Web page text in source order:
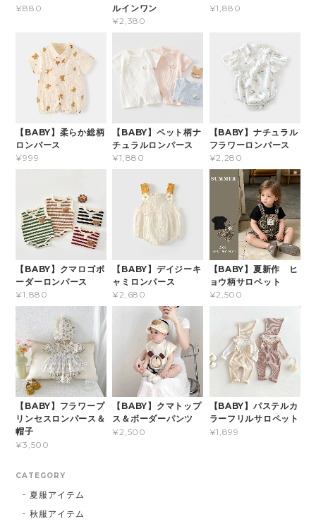
¥880
ルインワン
¥2,380
¥1,880
【BABY】柔らか総柄
ロンパース
¥999
【BABY】ペット柄ナ
チュラルロンパース
¥1,880
【BABY】ナチュラル
フラワーロンパース
¥2,280
【BABY】クマロゴボ
ーダーロンパース
¥1,880
【BABY】デイジーキ
ャミロンパース
¥2,680
【BABY】夏新作 ヒ
ョウ柄サロペット
¥2,500
【BABY】フラワープ
リンセスロンパース＆
帽子
¥3,500
【BABY】クマトップ
ス＆ボーダーパンツ
¥2,500
【BABY】パステルカ
ラーフリルサロペット
¥1,899
CATEGORY
夏服アイテム
秋服アイテム